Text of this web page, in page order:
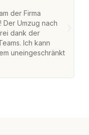
der Firma
Der Umzug nach
dank der
Ich kann
uneingeschränkt